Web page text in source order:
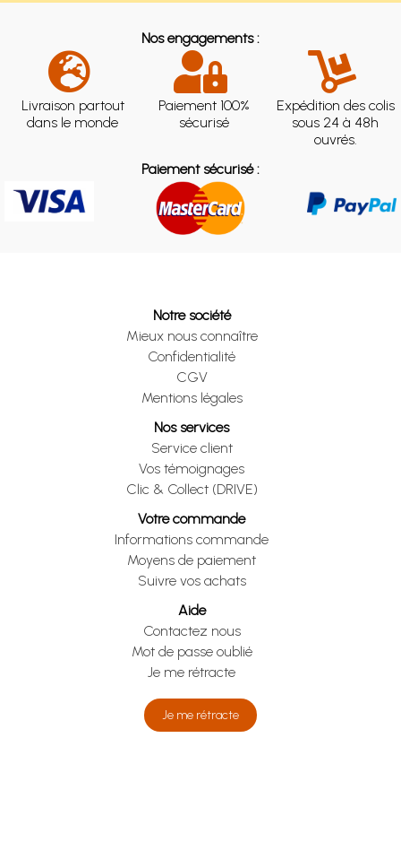
Nos engagements :
Livraison partout
dans le monde
Paiement 100%
sécurisé
Expédition des colis
sous 24 à 48h
ouvrés.
Paiement sécurisé :
Notre société
Mieux nous connaître
Confidentialité
CGV
Mentions légales
Nos services
Service client
Vos témoignages
Clic & Collect (DRIVE)
Votre commande
Informations commande
Moyens de paiement
Suivre vos achats
Aide
Contactez nous
Mot de passe oublié
Je me rétracte
Je me rétracte